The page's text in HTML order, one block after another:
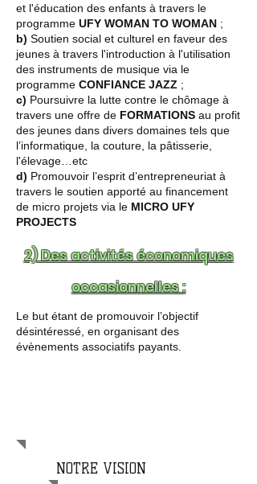
et l'éducation des enfants à travers le
programme UFY WOMAN TO WOMAN ;
b) Soutien social et culturel en faveur des
jeunes à travers l'introduction à l'utilisation
des instruments de musique via le
programme CONFIANCE JAZZ ;
c) Poursuivre la lutte contre le chômage à
travers une offre de FORMATIONS au profit
des jeunes dans divers domaines tels que
l’informatique, la couture, la pâtisserie,
l'élevage…etc
d) Promouvoir l’esprit d’entrepreneuriat à
travers le soutien apporté au financement
de micro projets via le MICRO UFY
PROJECTS
2) Des activités économiques
occasionnelles :
Le but étant de promouvoir l’objectif
désintéressé, en organisant des
évènements associatifs payants.
NOTRE VISION